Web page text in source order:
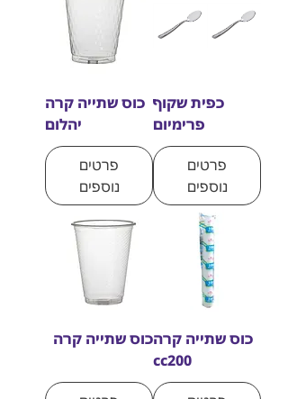
כפית שקוף
פרימיום
פרטים
נוספים
כוס שתייה קרה
יהלום
פרטים
נוספים
כוס שתייה קרה
cc200
כוס שתייה קרה